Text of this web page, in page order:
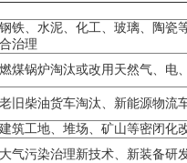
钢铁、水泥、化工、玻璃、陶瓷
合治理
燃煤锅炉淘汰或改用天然气、电
老旧柴油货车淘汰、新能源物流
建筑工地、堆场、矿山等密闭化
大气污染治理新技术、新装备研